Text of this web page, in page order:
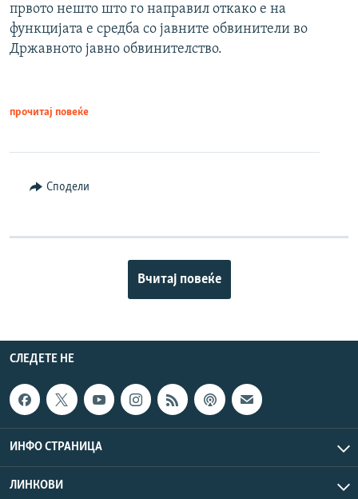
првото нешто што го направил откако е на
функцијата е средба со јавните обвинители во
Државното јавно обвинителство.
прочитај повеќе
Сподели
Вчитај повеќе
СЛЕДЕТЕ НЕ
ИНФО СТРАНИЦА
ЛИНКОВИ